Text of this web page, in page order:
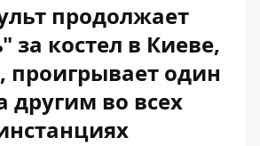
продолжает
за костел в Киеве,
проигрывает один
другим во всех